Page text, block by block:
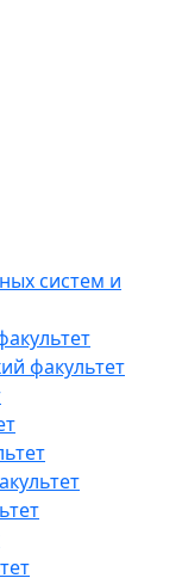
систем и
факультет